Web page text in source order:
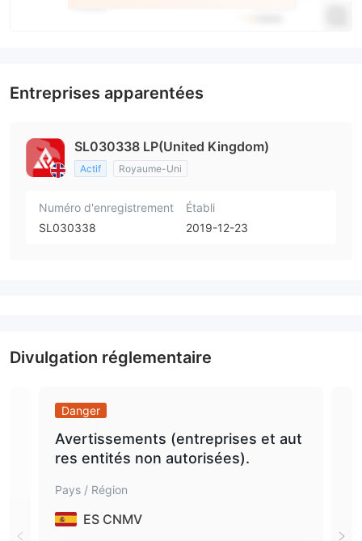
Entreprises apparentées
SL030338 LP(United Kingdom)
Actif Royaume-Uni
Numéro d'enregistrement
SL030338
Établi
2019-12-23
Divulgation réglementaire
Danger
Avertissements (entreprises et aut
res entités non autorisées).
Pays / Région
ES CNMV